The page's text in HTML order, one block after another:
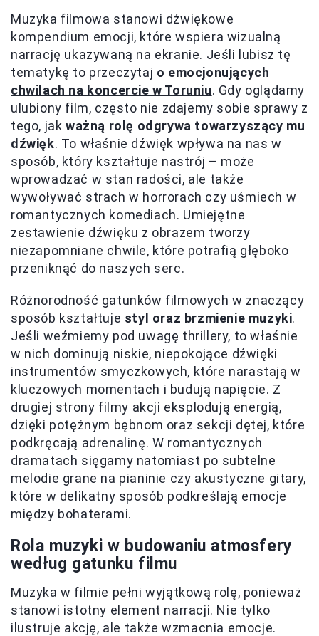
Muzyka filmowa stanowi dźwiękowe
kompendium emocji, które wspiera wizualną
narrację ukazywaną na ekranie. Jeśli lubisz tę
tematykę to przeczytaj o emocjonujących
chwilach na koncercie w Toruniu. Gdy oglądamy
ulubiony film, często nie zdajemy sobie sprawy z
tego, jak ważną rolę odgrywa towarzyszący mu
dźwięk. To właśnie dźwięk wpływa na nas w
sposób, który kształtuje nastrój – może
wprowadzać w stan radości, ale także
wywoływać strach w horrorach czy uśmiech w
romantycznych komediach. Umiejętne
zestawienie dźwięku z obrazem tworzy
niezapomniane chwile, które potrafią głęboko
przeniknąć do naszych serc.
Różnorodność gatunków filmowych w znaczący
sposób kształtuje styl oraz brzmienie muzyki.
Jeśli weźmiemy pod uwagę thrillery, to właśnie
w nich dominują niskie, niepokojące dźwięki
instrumentów smyczkowych, które narastają w
kluczowych momentach i budują napięcie. Z
drugiej strony filmy akcji eksplodują energią,
dzięki potężnym bębnom oraz sekcji dętej, które
podkręcają adrenalinę. W romantycznych
dramatach sięgamy natomiast po subtelne
melodie grane na pianinie czy akustyczne gitary,
które w delikatny sposób podkreślają emocje
między bohaterami.
Rola muzyki w budowaniu atmosfery
według gatunku filmu
Muzyka w filmie pełni wyjątkową rolę, ponieważ
stanowi istotny element narracji. Nie tylko
ilustruje akcję, ale także wzmacnia emocje.